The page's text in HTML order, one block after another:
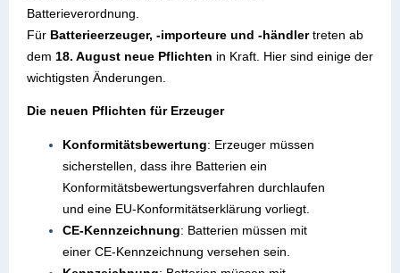
Batterieverordnung.
Für Batterieerzeuger, -importeure und -händlertreten ab
dem 18. August neue Pflichten in Kraft. Hier sind einige der
wichtigsten Änderungen.
Die neuen Pflichten für Erzeuger
Konformitätsbewertung: Erzeuger müssen
sicherstellen, dass ihre Batterien ein
Konformitätsbewertungsverfahren durchlaufen
und eine EU-Konformitätserklärung vorliegt.
CE-Kennzeichnung: Batterien müssen mit
einer CE-Kennzeichnung versehen sein.